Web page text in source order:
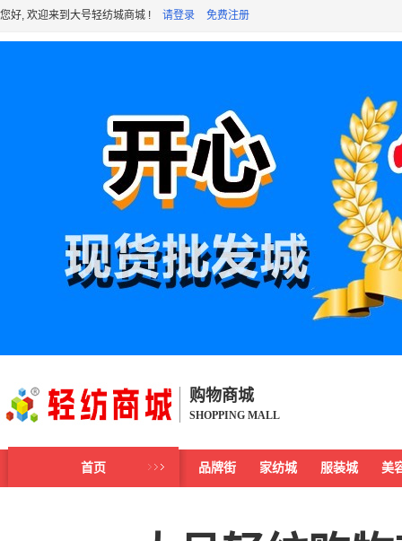
您好, 欢迎来到大号轻纺城商城 ! 请登录 免费注册
购物商城
SHOPPING MALL
首页 品牌街 家纺城 服装城 美